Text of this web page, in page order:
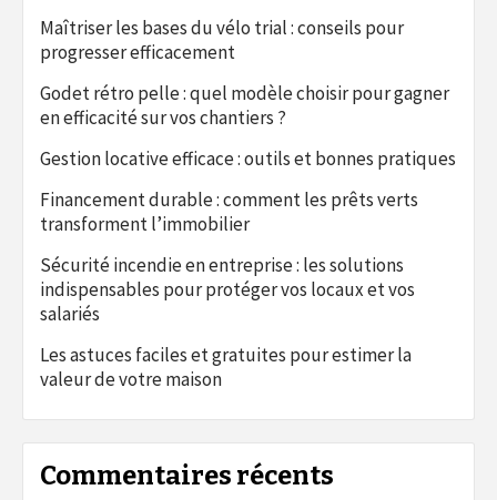
Maîtriser les bases du vélo trial : conseils pour
progresser efficacement
Godet rétro pelle : quel modèle choisir pour gagner
en efficacité sur vos chantiers ?
Gestion locative efficace : outils et bonnes pratiques
Financement durable : comment les prêts verts
transforment l’immobilier
Sécurité incendie en entreprise : les solutions
indispensables pour protéger vos locaux et vos
salariés
Les astuces faciles et gratuites pour estimer la
valeur de votre maison
Commentaires récents